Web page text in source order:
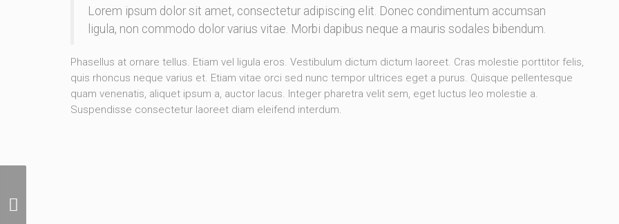
Lorem ipsum dolor sit amet, consectetur adipiscing elit. Donec condimentum accumsan
ligula, non commodo dolor varius vitae. Morbi dapibus neque a mauris sodales bibendum.
Phasellus at ornare tellus. Etiam vel ligula eros. Vestibulum dictum dictum laoreet. Cras molestie porttitor felis,
quis rhoncus neque varius et. Etiam vitae orci sed nunc tempor ultrices eget a purus. Quisque pellentesque
quam venenatis, aliquet ipsum a, auctor lacus. Integer pharetra velit sem, eget luctus leo molestie a.
Suspendisse consectetur laoreet diam eleifend interdum.